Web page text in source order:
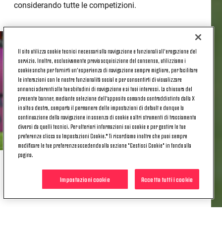
considerando tutte le competizioni.
GLI ALTRI FACTS
Il sito utilizza cookie tecnici necessari alla navigazione e funzionali all’erogazione del
servizio. Inoltre, esclusivamente previa acquisizione del consenso, utilizziamo i
cookie anche per fornirti un’esperienza di navigazione sempre migliore, per facilitare
le interazioni con le nostre funzionalità social e per consentirti di visualizzare
annunci aderenti alle tue abitudini di navigazione e ai tuoi interessi. La chiusura del
presente banner, mediante selezione dell’apposito comando contraddistinto dalla X
in alto a destra, comporta il permanere delle impostazioni di default e dunque la
continuazione della navigazione in assenza di cookie o altri strumenti di tracciamento
diversi da quelli tecnici. Per ulteriori informazioni sui cookie e per gestire le tue
preferenze clicca su Impostazioni Cookie.* Ti ricordiamo inoltre che puoi sempre
modificare le tue preferenze accedendo alla sezione "Gestisci Cookie" in fondo alla
pagina.
Accetta tutti i cookie
Impostazioni cookie